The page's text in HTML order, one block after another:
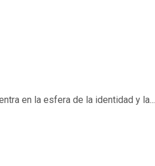
en la esfera de la identidad y la...